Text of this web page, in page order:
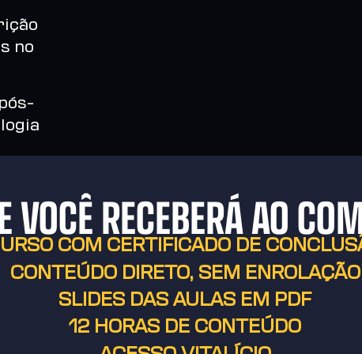
no
VOCÊ RECEBERÁ AO
COM CERTIFICADO DE
CONTEÚDO DIRETO, SEM ENROLAÇÃO
SLIDES DAS AULAS EM PDF
12 HORAS DE CONTEÚDO